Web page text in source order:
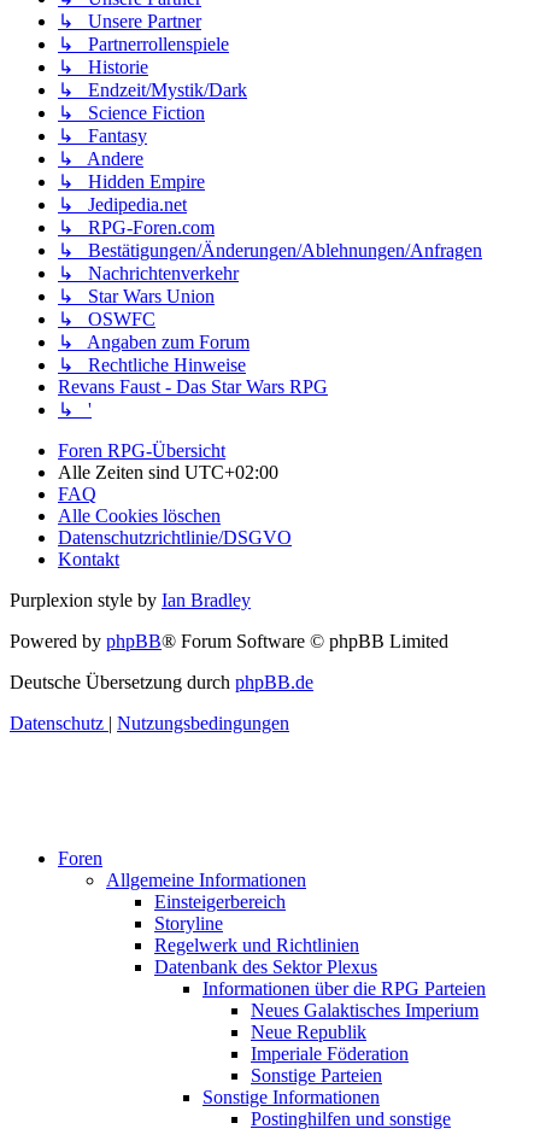
↳ Unsere Partner
↳ Partnerrollenspiele
↳ Historie
↳ Endzeit/Mystik/Dark
↳ Science Fiction
↳ Fantasy
↳ Andere
↳ Hidden Empire
↳ Jedipedia.net
↳ RPG-Foren.com
↳ Bestätigungen/Änderungen/Ablehnungen/Anfragen
↳ Nachrichtenverkehr
↳ Star Wars Union
↳ OSWFC
↳ Angaben zum Forum
↳ Rechtliche Hinweise
Revans Faust - Das Star Wars RPG
↳ '
Foren RPG-Übersicht
Alle Zeiten sind UTC+02:00
FAQ
Alle Cookies löschen
Datenschutzrichtlinie/DSGVO
Kontakt
Purplexion style by Ian Bradley
Powered by phpBB® Forum Software © phpBB Limited
Deutsche Übersetzung durch phpBB.de
Datenschutz | Nutzungsbedingungen
Foren
Allgemeine Informationen
Einsteigerbereich
Storyline
Regelwerk und Richtlinien
Datenbank des Sektor Plexus
Informationen über die RPG Parteien
Neues Galaktisches Imperium
Neue Republik
Imperiale Föderation
Sonstige Parteien
Sonstige Informationen
Postinghilfen und sonstige